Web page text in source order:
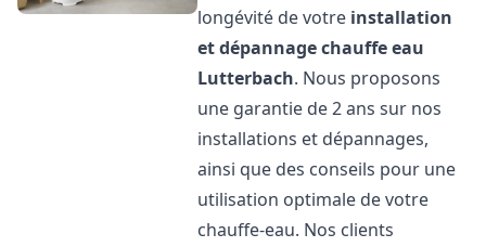
longévité de votre installation
et dépannage chauffe eau
Lutterbach. Nous proposons
une garantie de 2 ans sur nos
installations et dépannages,
ainsi que des conseils pour une
utilisation optimale de votre
chauffe-eau. Nos clients